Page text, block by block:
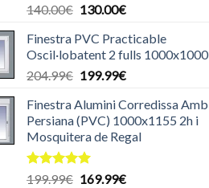
140.00€ El
original
era:
140.00€.
130.00€El
actual
és:
130.00€.
Finestra PVC Practicable
Oscil·lobatent 2 fulls 1000x1000
204.99€ El
original
era:
204.99€.
199.99€El
actual
és:
199.99€.
Finestra Alumini Corredissa Amb
Persiana (PVC) 1000x1155 2h i
Mosquitera de Regal
Puntuat
199.99€ El
169.99€El